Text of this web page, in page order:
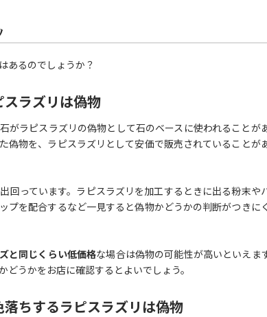
あるのでしょうか？
ラズリは偽物
がラピスラズリの偽物として石のベースに使われることが
偽物を、ラピスラズリとして安価で販売されていることが
回っています。ラピスラズリを加工するときに出る粉末や
プを配合するなど一見すると偽物かどうかの判断がつきに
と同じくらい低価格な場合は偽物の可能性が高いといえま
うかをお店に確認するとよいでしょう。
ちするラピスラズリは偽物